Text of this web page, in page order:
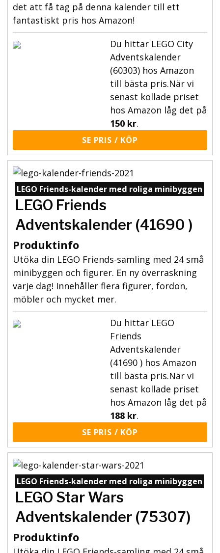
det att få tag på denna kalender till ett
fantastiskt pris hos Amazon!
Du hittar LEGO City
Adventskalender
(60303) hos Amazon
till bästa pris.När vi
senast kollade priset
hos Amazon låg det på
150 kr.
SE PRIS / KÖP
LEGO Friends-kalender med roliga minibyggen
LEGO Friends
Adventskalender (41690 )
Produktinfo
Utöka din LEGO Friends-samling med 24 små
minibyggen och figurer. En ny överraskning
varje dag! Innehåller flera figurer, fordon,
möbler och mycket mer.
Du hittar LEGO
Friends
Adventskalender
(41690 ) hos Amazon
till bästa pris.När vi
senast kollade priset
hos Amazon låg det på
188 kr.
SE PRIS / KÖP
LEGO Friends-kalender med roliga minibyggen
LEGO Star Wars
Adventskalender (75307)
Produktinfo